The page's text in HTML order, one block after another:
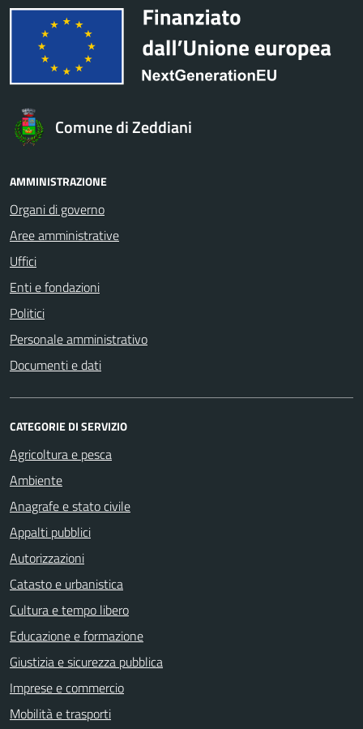
Comune di Zeddiani
AMMINISTRAZIONE
Organi di governo
Aree amministrative
Uffici
Enti e fondazioni
Politici
Personale amministrativo
Documenti e dati
CATEGORIE DI SERVIZIO
Agricoltura e pesca
Ambiente
Anagrafe e stato civile
Appalti pubblici
Autorizzazioni
Catasto e urbanistica
Cultura e tempo libero
Educazione e formazione
Giustizia e sicurezza pubblica
Imprese e commercio
Mobilità e trasporti